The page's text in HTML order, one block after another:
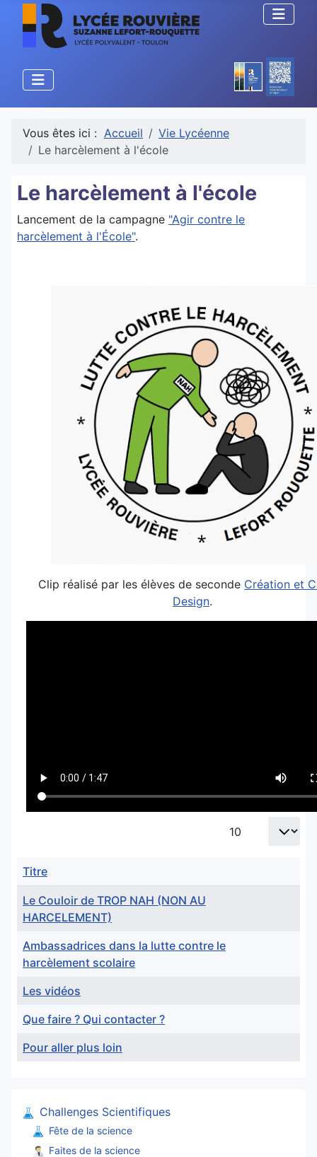
Vous êtes ici : Accueil
Vie Lycéenne
Le harcèlement à l'école
Le harcèlement à l'école
Lancement de la campagne "Agir contre le
harcèlement à l'École".
Clip réalisé par les élèves de seconde Création et
Design.
Afficher #
Titre
Le Couloir de TROP NAH (NON AU
HARCELEMENT)
Ambassadrices dans la lutte contre le
harcèlement scolaire
Les vidéos
Que faire ? Qui contacter ?
Pour aller plus loin
Challenges Scientifiques
Fête de la science
Faites de la science